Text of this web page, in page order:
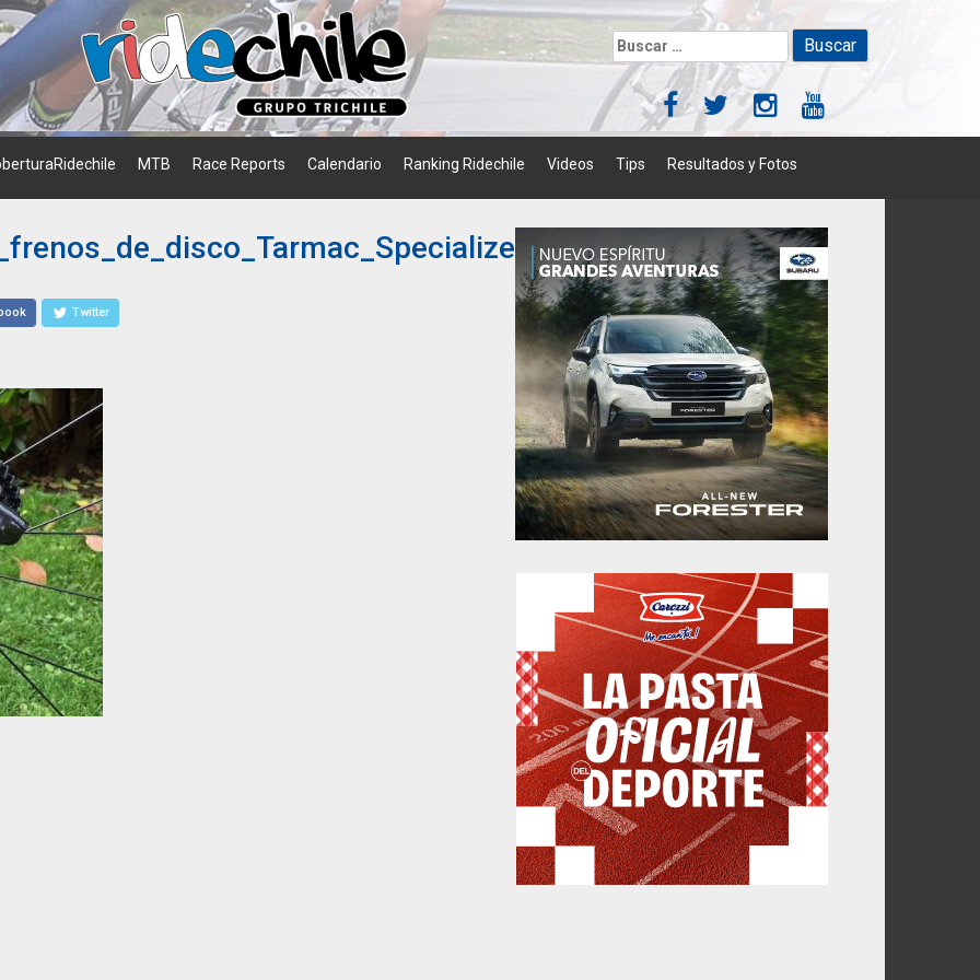
Buscar:
MTB Race Reports Calendario Ranking Ridechile Videos Tips Resultados y Fotos
Twitter